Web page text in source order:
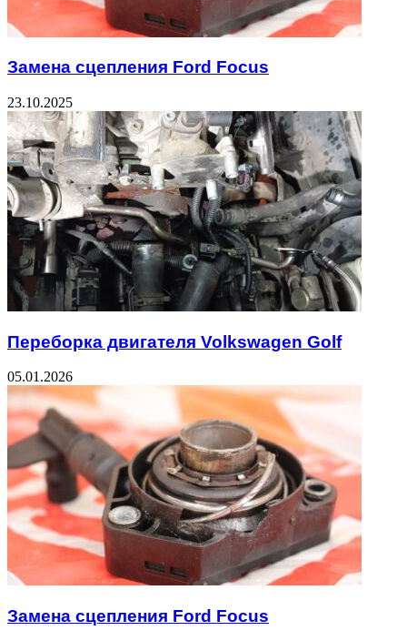
Замена сцепления Ford Focus
23.10.2025
Переборка двигателя Volkswagen Golf
05.01.2026
Замена сцепления Ford Focus